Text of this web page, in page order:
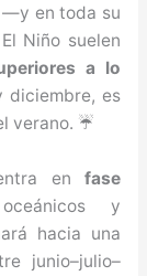
—y en toda su
Niño suelen
a lo
diciembre, es
verano. ☔
enfase
y
hacia una
junio–julio–